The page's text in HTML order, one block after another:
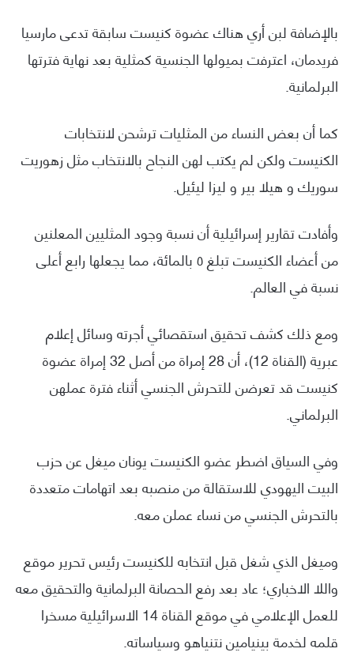
بالإضافة لبن أري هناك عضوة كنيست سابقة تدعى مارسيا
فريدمان، اعترفت بميولها الجنسية كمثلية بعد نهاية فترتها
البرلمانية.
كما أن بعض النساء من المثليات ترشحن لانتخابات
الكنيست ولكن لم يكتب لهن النجاح بالانتخاب مثل زهوريت
سوريك و هيلا بير و ليزا ليئيل.
وأفادت تقارير إسرائيلية أن نسبة وجود المثليين المعلنين
من أعضاء الكنيست تبلغ ٥ بالمائة، مما يجعلها رابع أعلى
نسبة في العالم.
ومع ذلك كشف تحقيق استقصائي أجرته وسائل إعلام
عبرية (القناة 12)، أن 28 إمراة من أصل 32 إمراة عضوة
كنيست قد تعرضن للتحرش الجنسي أثناء فترة عملهن
البرلماني.
وفي السياق اضطر عضو الكنيست يونان ميغل عن حزب
البيت اليهودي للاستقالة من منصبه بعد اتهامات متعددة
بالتحرش الجنسي من نساء عملن معه.
وميغل الذي شغل قبل انتخابه للكنيست رئيس تحرير موقع
واللا الاخباري؛ عاد بعد رفع الحصانة البرلمانية والتحقيق معه
للعمل الإعلامي في موقع القناة 14 الاسرائيلية مسخرا
قلمه لخدمة بينيامين نتنياهو وسياساته.